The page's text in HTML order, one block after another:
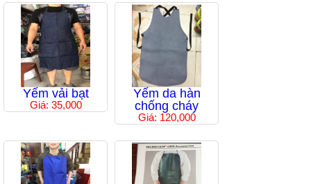
Yếm vải bạt
Giá: 35,000
Yếm da hàn
chống cháy
Giá: 120,000